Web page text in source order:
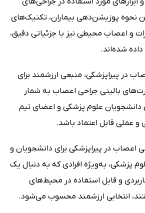
پوزیشن‌دهی بیماران، تکنیک‌های
و اعصاب محیطی نیز با جزئیاتی دقیق،
شده‌اند.
در پیراپزشکی، منبعی ارزشمند برای
بالینی جراحی اعصاب به شمار
دانشجویان علوم پزشکی و اعضای تیم
و عملی قابل اعتماد باشد.
اعصاب در پیراپزشکی برای دانشجویان و
پزشکی، به‌ویژه افرادی که به دنبال یک
و قابل استفاده در محیط‌های
انتخابی ارزشمند محسوب می‌شود.